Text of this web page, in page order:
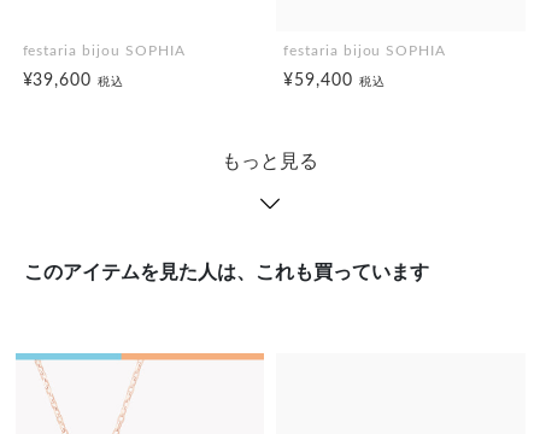
festaria bijou SOPHIA
¥39,600税込
festaria bijou SOPHIA
¥59,400 税込
もっと見る
このアイテムを見た人は、これも買っています